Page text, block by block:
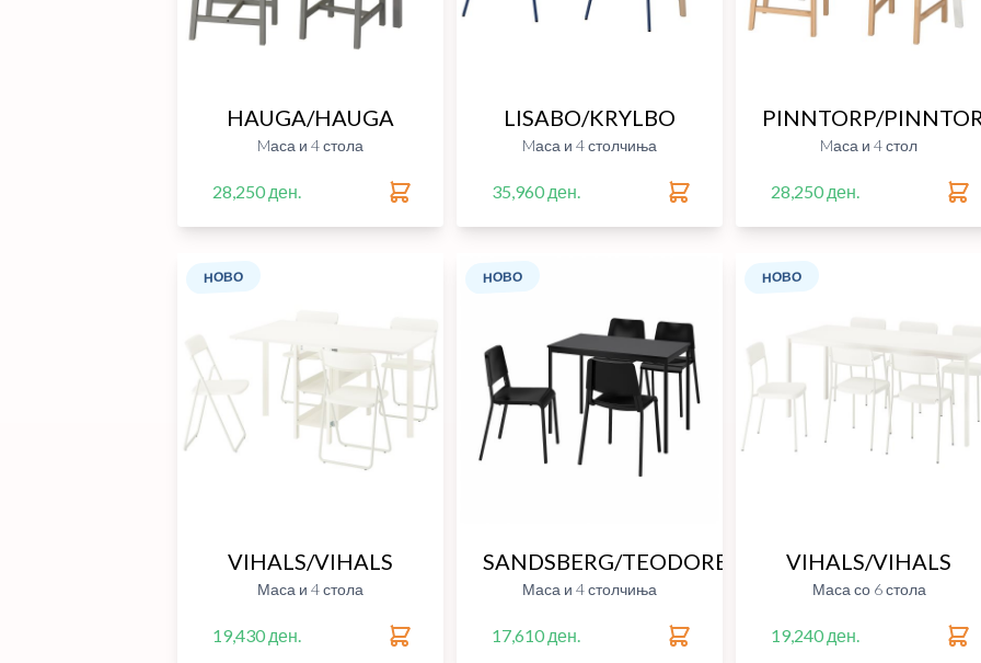
HAUGA/HAUGA
Mаса и 4 стола
28,250 ден.
LISABO/KRYLBO
Mаса и 4 столчиња
35,960 ден.
PINNTORP/
Mаса и 4 стол
28,250 ден.
НОВО
VIHALS/VIHALS
Маса и 4 стола
19,430 ден.
НОВО
SANDSBERG/TEODORES
Маса и 4 столчиња
17,610 ден.
НОВО
VIHALS/VIHALS
Маса со 6 стола
19,240 ден.